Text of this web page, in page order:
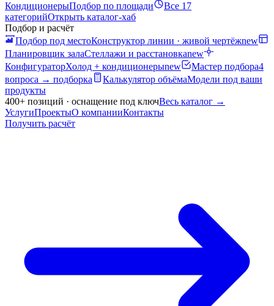
КондиционерыПодбор по площади
Все 17
категорийОткрыть каталог-хаб
Подбор и расчёт
Подбор под местоКонструктор линии · живой чертёжnew
Планировщик залаСтеллажи и расстановкаnew
КонфигураторХолод + кондиционерыnew Мастер подбора4
вопроса → подборка
Калькулятор объёмаМодели под ваши
продукты
400+ позиций · оснащение под ключВесь каталог →
УслугиПроектыО компанииКонтакты
Получить расчёт